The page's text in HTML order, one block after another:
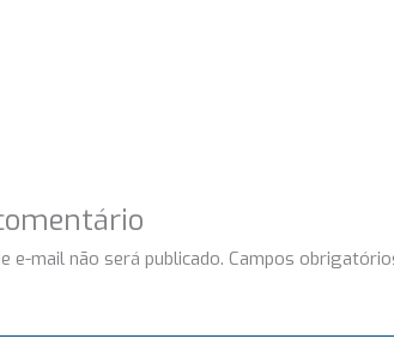
e-mail não será publicado. Campos